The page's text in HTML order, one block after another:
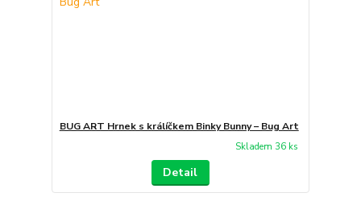
BUG ART Hrnek s králíčkem Binky Bunny – Bug Art
Skladem 36 ks
Detail